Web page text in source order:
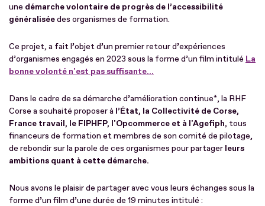
une démarche volontaire de progrès de l’accessibilité
généraliséedes organismes de formation.
Ce projet, a fait l’objet d’un premier retour d’expériences
d’organismes engagés en 2023 sous la forme d’un film intitulé La
bonne volonté n'est pas suffisante...
Dans le cadre de sa démarche d’amélioration continue*, la RHF
Corse a souhaité proposer à l’État, la Collectivité de Corse,
France travail, le FIPHFP, l'Opcommerce et à l'Agefiph, tous
financeurs de formation et membres de son comité de pilotage,
de rebondir sur la parole de ces organismes pour partager leurs
ambitions quant à cette démarche.
Nous avons le plaisir de partager avec vous leurs échanges sous la
forme d’un film d’une durée de 19 minutes intitulé :